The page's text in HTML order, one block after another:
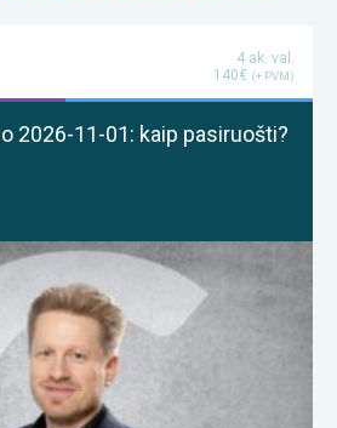
4 ak. val.
140€ (+ PVM)
2026-11-01: kaip pasiruošti?